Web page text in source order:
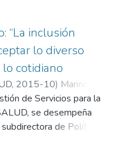
estudio de la
historia muy
y el
Sin embargo, la
es un dato
para un
vía, sigue representando
retos a la salud
sociales de un país...
del Programa de
José Ramón Núñez
“La inclusión
lo diverso
cotidiano
, 2015-10) Manno,
de Servicios para la
se desempeña
de Políticas
con Discapacidad